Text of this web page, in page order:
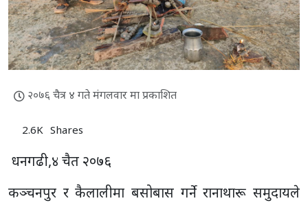
२०७६ चैत्र ४ गते मंगलवार मा प्रकाशित
2.6K Shares
धनगढी,४ चैत २०७६
कञ्चनपुर र कैलालीमा बसोबास गर्ने रानाथारू समुदायले